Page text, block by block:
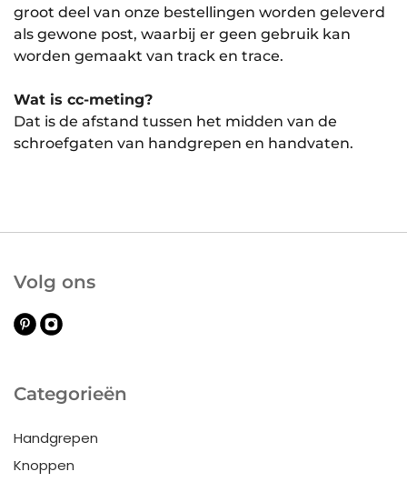
groot deel van onze bestellingen worden geleverd
als gewone post, waarbij er geen gebruik kan
worden gemaakt van track en trace.
Wat is cc-meting?
Dat is de afstand tussen het midden van de
schroefgaten van handgrepen en handvaten.
Categorieën
Handgrepen
Knoppen
Volg ons